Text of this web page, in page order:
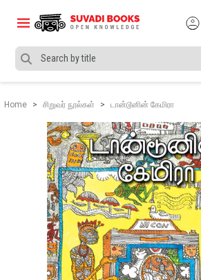
Home சிறுவர் நூல்கள் டான்டூனின் கேமிரா